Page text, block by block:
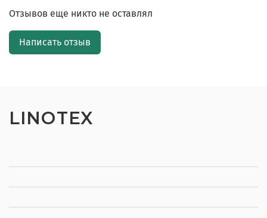
Отзывов еще никто не оставлял
Написать отзыв
LINOTEX